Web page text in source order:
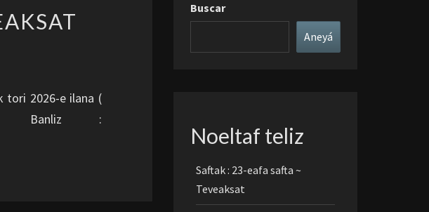
tori 2026-e ilana (
). Banliz :
Buscar
Aneyá
Noeltaf teliz
Saftak : 23-eafa safta ~
Teveaksat